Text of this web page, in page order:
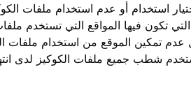
استخدام أو عدم استخدام ملفات
تكون فيها المواقع التي تستخدم
تمكين الموقع من استخدام ملفات
شطب جميع ملفات الكوكيز لدى